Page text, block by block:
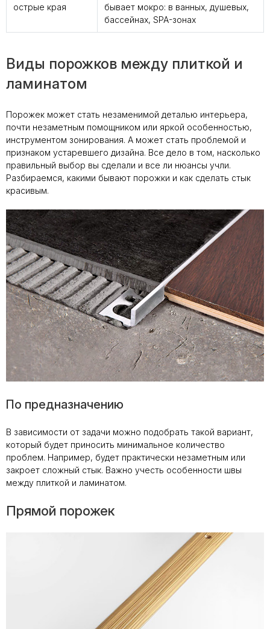
острые края
бывает мокро: в ванных, душевых,
бассейнах, SPA-зонах
Виды порожков между плиткой и
ламинатом
Порожек может стать незаменимой деталью интерьера,
почти незаметным помощником или яркой особенностью,
инструментом зонирования. А может стать проблемой и
признаком устаревшего дизайна. Все дело в том, насколько
правильный выбор вы сделали и все ли нюансы учли.
Разбираемся, какими бывают порожки и как сделать стык
красивым.
По предназначению
В зависимости от задачи можно подобрать такой вариант,
который будет приносить минимальное количество
проблем. Например, будет практически незаметным или
закроет сложный стык. Важно учесть особенности швы
между плиткой и ламинатом.
Прямой порожек